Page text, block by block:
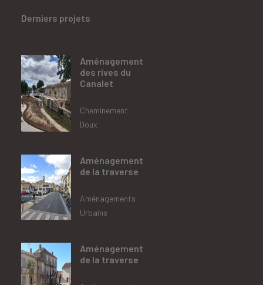
Derniers projets
Aménagement
des rives du
Canalet
Cheminement
Doux
Aménagement
de la traverse
Aménagements
Urbains
Aménagement
de la traverse